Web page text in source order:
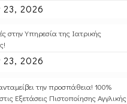
23, 2026
στην Υπηρεσία της Ιατρικής
23, 2026
την προσπάθεια! 100%
Εξετάσεις Πιστοποίησης Αγγλικής